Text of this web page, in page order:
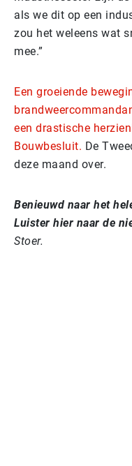
als we dit op een
zou het weleens wat
mee.”
Een groeiende
een drastische
Bouwbesluit. De
deze maand over.
Benieuwd naar het
Luister hier naar de
Stoer.